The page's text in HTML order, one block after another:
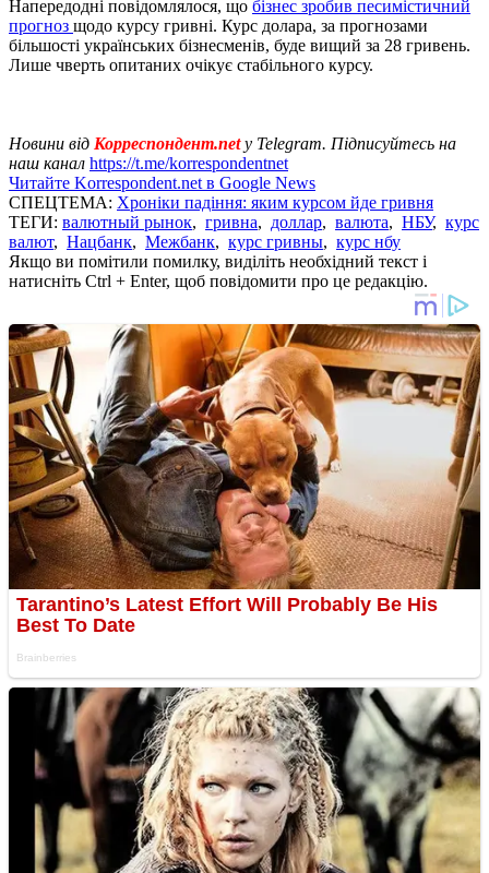
Напередодні повідомлялося, що бізнес зробив песимістичний
прогноз щодо курсу гривні. Курс долара, за прогнозами
більшості українських бізнесменів, буде вищий за 28 гривень.
Лише чверть опитаних очікує стабільного курсу.
Новини від Корреспондент.net у Telegram. Підписуйтесь на
наш канал https://t.me/korrespondentnet
Читайте Korrespondent.net в Google News
СПЕЦТЕМА: Хроніки падіння: яким курсом йде гривня
ТЕГИ: валютный рынок, гривна, доллар, валюта, НБУ, курс
валют, Нацбанк, Межбанк, курс гривны, курс нбу
Якщо ви помітили помилку, виділіть необхідний текст і
натисніть Ctrl + Enter, щоб повідомити про це редакцію.